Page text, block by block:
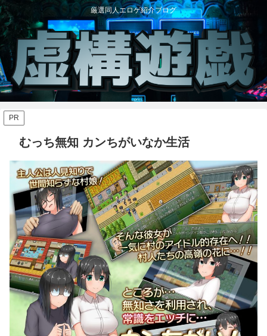
厳選同人エロゲ紹介ブログ
PR
むっち無知 カンちがいなか生活